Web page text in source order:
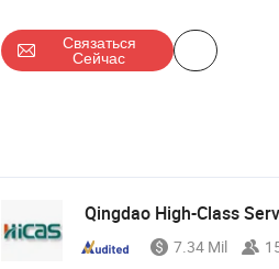
Связаться
Сейчас
Qingdao High-Class
7.34 Mil